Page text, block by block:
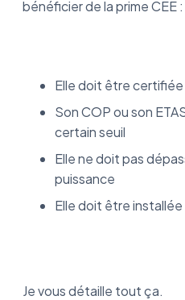
bénéficier de la prime CEE :
Elle doit être certifiée
Son COP ou son
certain seuil
Elle ne doit pas
puissance
Elle doit être installée
Je vous détaille tout ça.